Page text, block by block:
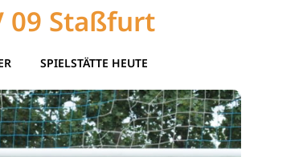
09 Staßfurt
SPIELSTÄTTE HEUTE